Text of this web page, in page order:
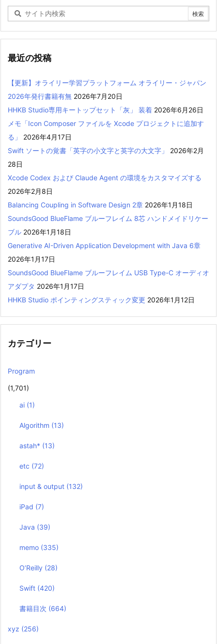
最近の投稿
【更新】オライリー学習プラットフォーム オライリー・ジャパン
2026年発行書籍有無 2026年7月20日
HHKB Studio専用キートップセット「灰」 装着 2026年6月26日
メモ「Icon Composer ファイルを Xcode プロジェクトに追加す
る」
2026年4月17日
Swift ソートの覚書「英字の小文字と英字の大文字」
2026年2月
28日
Xcode Codex および Claude Agent の環境をカスタマイズする
2026年2月8日
Balancing Coupling in Software Design 2章 2026年1月18日
SoundsGood BlueFlame ブルーフレイム 8芯 ハンドメイドリケー
ブル 2026年1月18日
Generative AI-Driven Application Development with Java 6章
2026年1月17日
SoundsGood BlueFlame ブルーフレイム USB Type-C オーディオ
アダプタ 2026年1月17日
HHKB Studio ポインティングスティック変更 2026年1月12日
カテゴリー
Program
(1,701)
ai (1)
Algorithm (13)
astah* (13)
etc (72)
input & output (132)
iPad (7)
Java (39)
memo (335)
O’Reilly (28)
Swift (420)
書籍目次 (664)
xyz (256)